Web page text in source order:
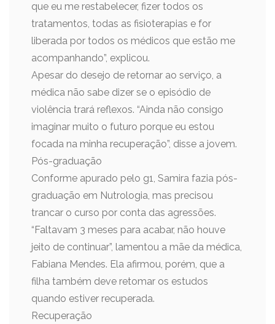
que eu me restabelecer, fizer todos os
tratamentos, todas as fisioterapias e for
liberada por todos os médicos que estão me
acompanhando”, explicou.
Apesar do desejo de retornar ao serviço, a
médica não sabe dizer se o episódio de
violência trará reflexos. “Ainda não consigo
imaginar muito o futuro porque eu estou
focada na minha recuperação”, disse a jovem.
Pós-graduação
Conforme apurado pelo g1, Samira fazia pós-
graduação em Nutrologia, mas precisou
trancar o curso por conta das agressões.
“Faltavam 3 meses para acabar, não houve
jeito de continuar”, lamentou a mãe da médica,
Fabiana Mendes. Ela afirmou, porém, que a
filha também deve retomar os estudos
quando estiver recuperada.
Recuperação